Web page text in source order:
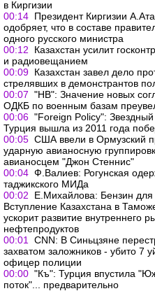
в Киргизии
00:14 Президент Киргизии
одобряет, что в составе
одного русского министра
00:12
Казахстан усилит
и радиовещанием
00:09 Казахстан завел дело
стрелявших в демонстрантов
00:07 "НВ": Значение новых
ОДКБ по военным базам
00:06 "Foreign Policy": Звездный
Турция вышла из 2011 года
00:05 США ввели в Ормузский
ударную авианосную
авианосцем "Джон Стеннис"
00:04 Ф.Валиев: Рогунская
таджикского МИДа
00:02
Е.Михайлова: Бензин для
Вступление Казахстана в
ускорит развитие внутреннего
нефтепродуктов
00:01
CNN: В Синьцзяне
захватом заложников - убито 7
офицер полиции
00:00 "Къ": Турция впустила
поток"... предварительно